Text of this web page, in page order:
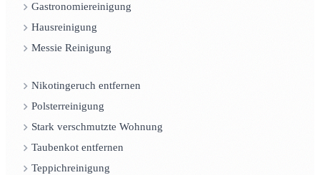
Gastronomiereinigung
Hausreinigung
Messie Reinigung
Nikotingeruch entfernen
Polsterreinigung
Stark verschmutzte Wohnung
Taubenkot entfernen
Teppichreinigung